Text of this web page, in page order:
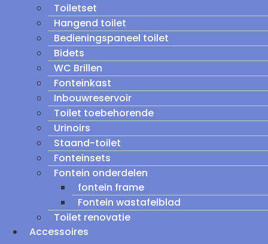
Toiletset
Hangend toilet
Bedieningspaneel toilet
Bidets
WC Brillen
Fonteinkast
Inbouwreservoir
Toilet toebehorende
Urinoirs
Staand-toilet
Fonteinsets
Fontein onderdelen
fontein frame
Fontein wastafelblad
Toilet renovatie
Accessoires